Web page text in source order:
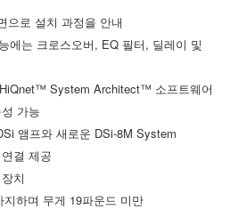
으로 설치 과정을 안내
에는 크로스오버, EQ 필터, 딜레이 및
System Architect™ 소프트웨어
가능
앰프와 새로운 DSi-8M System
결 제공
치
하며 무게 19파운드 미만